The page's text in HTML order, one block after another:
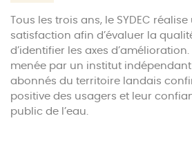
Tous les trois ans, le SYDEC
satisfaction afin d’évaluer la
d’identifier les axes d’amélioration.
menée par un institut indépendant
abonnés du territoire landais
positive des usagers et leur
public de l’eau.